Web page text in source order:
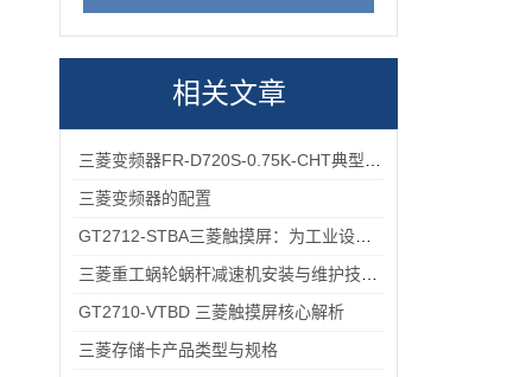
相关文章
三菱变频器的配置
GT2710-VTBD 三菱触摸屏核心解析
三菱存储卡产品类型与规格